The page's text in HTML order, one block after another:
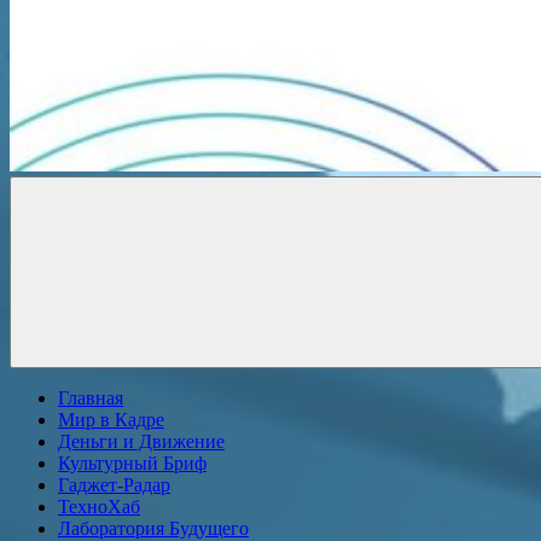
Главная
Мир в Кадре
Деньги и Движение
Культурный Бриф
Гаджет-Радар
ТехноХаб
Лаборатория Будущего